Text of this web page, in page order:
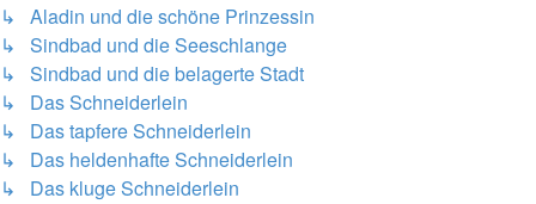
↳ Aladin und die schöne Prinzessin
↳ Sindbad und die Seeschlange
↳ Sindbad und die belagerte Stadt
↳ Das Schneiderlein
↳ Das tapfere Schneiderlein
↳ Das heldenhafte Schneiderlein
↳ Das kluge Schneiderlein